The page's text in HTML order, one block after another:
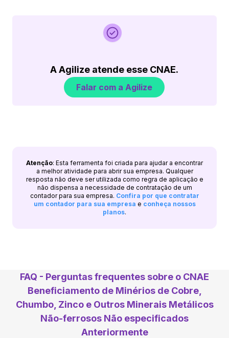
A Agilize atende esse CNAE.
Falar com a Agilize
Atenção: Esta ferramenta foi criada para ajudar a encontrar
a melhor atividade para abrir sua empresa. Qualquer
resposta não deve ser utilizada como regra de aplicação e
não dispensa a necessidade de contratação de um
contador para sua empresa. Confira por que contratar
um contador para sua empresa e conheça nossos
planos.
FAQ - Perguntas frequentes sobre o CNAE
Beneficiamento de Minérios de Cobre,
Chumbo, Zinco e Outros Minerais Metálicos
Não-ferrosos Não especificados
Anteriormente